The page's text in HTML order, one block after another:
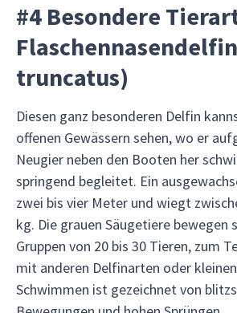
#4 Besondere
truncatus)
Diesen ganz besonderen Delfin
offenen Gewässern sehen, wo er
Neugier neben den Booten her
springend begleitet. Ein
zwei bis vier Meter und wiegt
kg. Die grauen Säugetiere bewegen
Gruppen von 20 bis 30 Tieren, zum
mit anderen Delfinarten oder
Schwimmen ist gezeichnet von